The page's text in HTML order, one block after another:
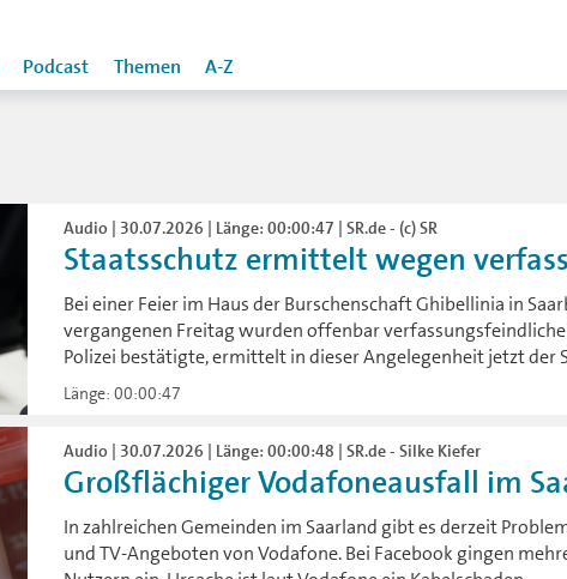
Podcast Themen A-Z
Audio | 30.07.2026 | Länge: 00:00:47 | SR.de - (c) SR
Staatsschutz ermittelt wegen
Bei einer Feier im Haus der Burschenschaft Ghibellinia in
vergangenen Freitag wurden offenbar
Polizei bestätigte, ermittelt in dieser Angelegenheit jetzt der
Länge: 00:00:47
Audio | 30.07.2026 | Länge: 00:00:48 | SR.de - Silke Kiefer
Großflächiger Vodafoneausfall im
In zahlreichen Gemeinden im Saarland gibt es derzeit
und TV-Angeboten von Vodafone. Bei Facebook gingen